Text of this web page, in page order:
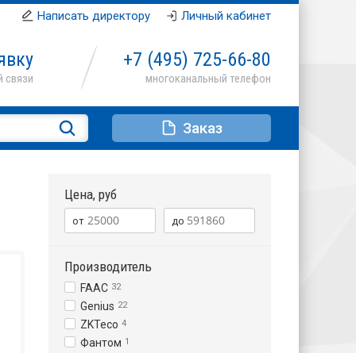
Написать директору Личный кабинет
+7 (495) 725-66-80
Заказ
Цена, руб
Производитель
FAAC 32
Genius 22
ZKTeco 4
Фантом 1